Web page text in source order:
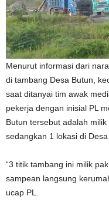
Menurut informasi dari
di tambang Desa Butun,
saat ditanyai tim awak
pekerja dengan inisial PL
Butun tersebut adalah
sedangkan 1 lokasi di
“3 titik tambang ini milik
sampean langsung
ucap PL.